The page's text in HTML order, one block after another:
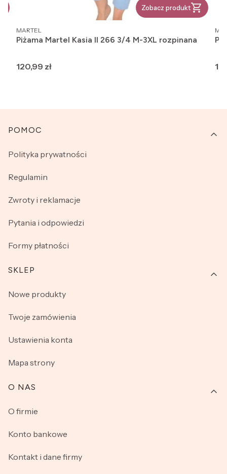
Zobacz produkt
PRODUCENT
MARTEL
Piżama Martel Kasia II 266 3/4 M-3XL rozpinana
Cena
120,99 zł
Linki w stopce
POMOC
Polityka prywatności
Regulamin
Zwroty i reklamacje
Pytania i odpowiedzi
Formy płatności
SKLEP
Nowe produkty
Twoje zamówienia
Ustawienia konta
Mapa strony
O NAS
O firmie
Konto bankowe
Kontakt i dane firmy